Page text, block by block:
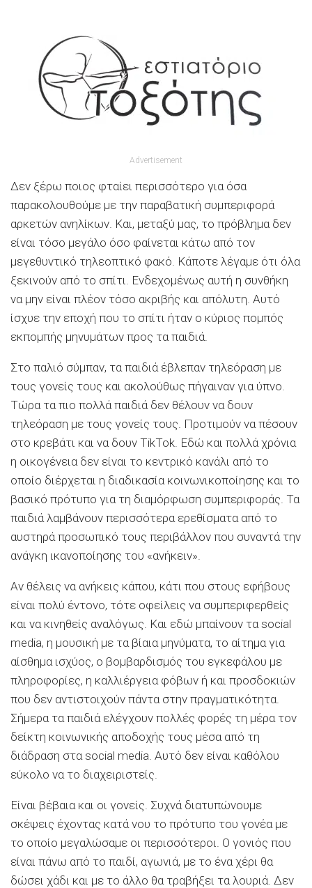
Advertisement
Δεν ξέρω ποιος φταίει περισσότερο για όσα
παρακολουθούμε με την παραβατική συμπεριφορά
αρκετών ανηλίκων. Και, μεταξύ μας, το πρόβλημα δεν
είναι τόσο μεγάλο όσο φαίνεται κάτω από τον
μεγεθυντικό τηλεοπτικό φακό. Κάποτε λέγαμε ότι όλα
ξεκινούν από το σπίτι. Ενδεχομένως αυτή η συνθήκη
να μην είναι πλέον τόσο ακριβής και απόλυτη. Αυτό
ίσχυε την εποχή που το σπίτι ήταν ο κύριος πομπός
εκπομπής μηνυμάτων προς τα παιδιά.
Στο παλιό σύμπαν, τα παιδιά έβλεπαν τηλεόραση με
τους γονείς τους και ακολούθως πήγαιναν για ύπνο.
Τώρα τα πιο πολλά παιδιά δεν θέλουν να δουν
τηλεόραση με τους γονείς τους. Προτιμούν να πέσουν
στο κρεβάτι και να δουν ΤikTok. Εδώ και πολλά χρόνια
η οικογένεια δεν είναι το κεντρικό κανάλι από το
οποίο διέρχεται η διαδικασία κοινωνικοποίησης και το
βασικό πρότυπο για τη διαμόρφωση συμπεριφοράς. Τα
παιδιά λαμβάνουν περισσότερα ερεθίσματα από το
αυστηρά προσωπικό τους περιβάλλον που συναντά την
ανάγκη ικανοποίησης του «ανήκειν».
Αν θέλεις να ανήκεις κάπου, κάτι που στους εφήβους
είναι πολύ έντονο, τότε οφείλεις να συμπεριφερθείς
και να κινηθείς αναλόγως. Και εδώ μπαίνουν τα social
media, η μουσική με τα βίαια μηνύματα, το αίτημα για
αίσθημα ισχύος, ο βομβαρδισμός του εγκεφάλου με
πληροφορίες, η καλλιέργεια φόβων ή και προσδοκιών
που δεν αντιστοιχούν πάντα στην πραγματικότητα.
Σήμερα τα παιδιά ελέγχουν πολλές φορές τη μέρα τον
δείκτη κοινωνικής αποδοχής τους μέσα από τη
διάδραση στα social media. Αυτό δεν είναι καθόλου
εύκολο να το διαχειριστείς.
Είναι βέβαια και οι γονείς. Συχνά διατυπώνουμε
σκέψεις έχοντας κατά νου το πρότυπο του γονέα με
το οποίο μεγαλώσαμε οι περισσότεροι. Ο γονιός που
είναι πάνω από το παιδί, αγωνιά, με το ένα χέρι θα
δώσει χάδι και με το άλλο θα τραβήξει τα λουριά. Δεν